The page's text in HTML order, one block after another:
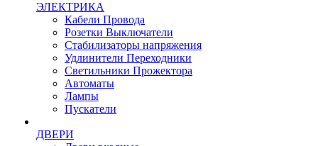
ЭЛЕКТРИКА
Кабели Провода
Розетки Выключатели
Стабилизаторы напряжения
Удлинители Переходники
Светильники Прожектора
Автоматы
Лампы
Пускатели
ДВЕРИ